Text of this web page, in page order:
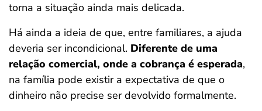
torna a situação ainda mais delicada.
Há ainda a ideia de que, entre familiares, a ajuda
deveria ser incondicional. Diferente de uma
relação comercial, onde a cobrança é esperada,
na família pode existir a expectativa de que o
dinheiro não precise ser devolvido formalmente.